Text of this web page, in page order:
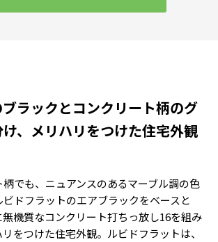
ラックとコンクリート柄のグ
、メリハリをつけた住宅外観
でも、ニュアンスのあるマーブル調の色
ドフラットのエアブラックをベースと
無機質なコンクリート打ちっ放し16を組み
をつけた住宅外観。ルビドフラットは、